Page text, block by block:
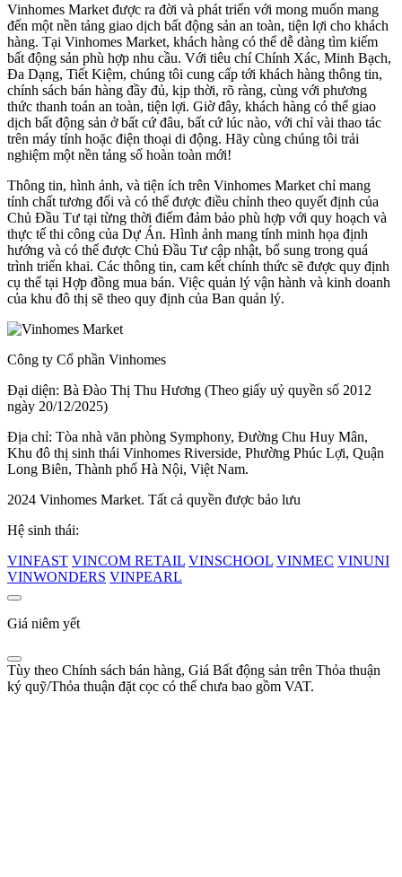
Vinhomes Market được ra đời và phát triển với mong muốn mang
đến một nền tảng giao dịch bất động sản an toàn, tiện lợi cho khách
hàng. Tại Vinhomes Market, khách hàng có thể dễ dàng tìm kiếm
bất động sản phù hợp nhu cầu. Với tiêu chí Chính Xác, Minh Bạch,
Đa Dạng, Tiết Kiệm, chúng tôi cung cấp tới khách hàng thông tin,
chính sách bán hàng đầy đủ, kịp thời, rõ ràng, cùng với phương
thức thanh toán an toàn, tiện lợi. Giờ đây, khách hàng có thể giao
dịch bất động sản ở bất cứ đâu, bất cứ lúc nào, với chỉ vài thao tác
trên máy tính hoặc điện thoại di động. Hãy cùng chúng tôi trải
nghiệm một nền tảng số hoàn toàn mới!
Thông tin, hình ảnh, và tiện ích trên Vinhomes Market chỉ mang
tính chất tương đối và có thể được điều chỉnh theo quyết định của
Chủ Đầu Tư tại từng thời điểm đảm bảo phù hợp với quy hoạch và
thực tế thi công của Dự Án. Hình ảnh mang tính minh họa định
hướng và có thể được Chủ Đầu Tư cập nhật, bổ sung trong quá
trình triển khai. Các thông tin, cam kết chính thức sẽ được quy định
cụ thể tại Hợp đồng mua bán. Việc quản lý vận hành và kinh doanh
của khu đô thị sẽ theo quy định của Ban quản lý.
Công ty Cổ phần Vinhomes
Đại diện: Bà Đào Thị Thu Hương (Theo giấy uỷ quyền số 2012
ngày 20/12/2025)
Địa chỉ: Tòa nhà văn phòng Symphony, Đường Chu Huy Mân,
Khu đô thị sinh thái Vinhomes Riverside, Phường Phúc Lợi, Quận
Long Biên, Thành phố Hà Nội, Việt Nam.
2024 Vinhomes Market. Tất cả quyền được bảo lưu
Hệ sinh thái:
VINFAST VINCOM RETAIL VINSCHOOL VINMEC VINUNI
VINWONDERS VINPEARL
Giá niêm yết
Tùy theo Chính sách bán hàng, Giá Bất động sản trên Thỏa thuận
ký quỹ/Thỏa thuận đặt cọc có thể chưa bao gồm VAT.